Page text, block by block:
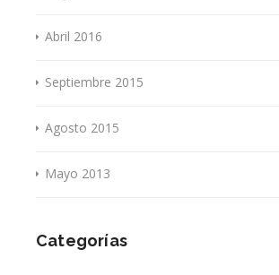
Abril 2016
Septiembre 2015
Agosto 2015
Mayo 2013
Categorías